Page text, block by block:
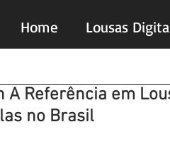
Home Lousas
A Referência em
no Brasil
NaN de 5 estrelas.